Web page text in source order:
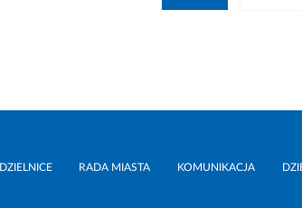
DZIELNICE RADA MIASTA KOMUNIKACJA